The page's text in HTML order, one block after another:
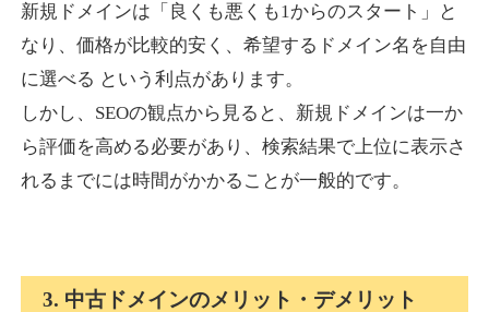
lowslotfamilylocal.com
ジャンルその他
DA37 外部リンク数653 ドメイン年齢 1年
onlinepokerbetdansk.com
新規ドメインは「良くも悪くも1からのスタート」と
なり、価格が比較的安く、希望するドメイン名を自由
に選べる という利点があります。
しかし、SEOの観点から見ると、新規ドメインは一か
ら評価を高める必要があり、検索結果で上位に表示さ
れるまでには時間がかかることが一般的です。
3. 中古ドメインのメリット・デメリット